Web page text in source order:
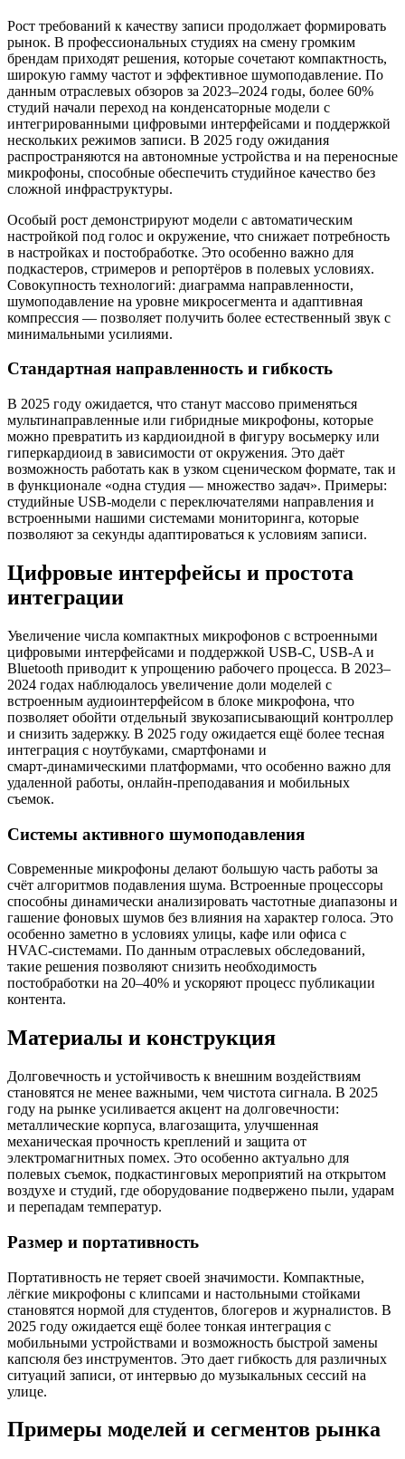
Рост требований к качеству записи продолжает формировать
рынок. В профессиональных студиях на смену громким
брендам приходят решения, которые сочетают компактность,
широкую гамму частот и эффективное шумоподавление. По
данным отраслевых обзоров за 2023–2024 годы, более 60%
студий начали переход на конденсаторные модели с
интегрированными цифровыми интерфейсами и поддержкой
нескольких режимов записи. В 2025 году ожидания
распространяются на автономные устройства и на переносные
микрофоны, способные обеспечить студийное качество без
сложной инфраструктуры.
Особый рост демонстрируют модели с автоматическим
настройкой под голос и окружение, что снижает потребность
в настройках и постобработке. Это особенно важно для
подкастеров, стримеров и репортёров в полевых условиях.
Совокупность технологий: диаграмма направленности,
шумоподавление на уровне микросегмента и адаптивная
компрессия — позволяет получить более естественный звук с
минимальными усилиями.
Стандартная направленность и гибкость
В 2025 году ожидается, что станут массово применяться
мультинаправленные или гибридные микрофоны, которые
можно превратить из кардиоидной в фигуру восьмерку или
гиперкардиоид в зависимости от окружения. Это даёт
возможность работать как в узком сценическом формате, так и
в функционале «одна студия — множество задач». Примеры:
студийные USB‑модели с переключателями направления и
встроенными нашими системами мониторинга, которые
позволяют за секунды адаптироваться к условиям записи.
Цифровые интерфейсы и простота
интеграции
Увеличение числа компактных микрофонов с встроенными
цифровыми интерфейсами и поддержкой USB‑C, USB‑A и
Bluetooth приводит к упрощению рабочего процесса. В 2023–
2024 годах наблюдалось увеличение доли моделей с
встроенным аудиоинтерфейсом в блоке микрофона, что
позволяет обойти отдельный звукозаписывающий контроллер
и снизить задержку. В 2025 году ожидается ещё более тесная
интеграция с ноутбуками, смартфонами и
смарт‑динамическими платформами, что особенно важно для
удаленной работы, онлайн‑преподавания и мобильных
съемок.
Системы активного шумоподавления
Современные микрофоны делают большую часть работы за
счёт алгоритмов подавления шума. Встроенные процессоры
способны динамически анализировать частотные диапазоны и
гашение фоновых шумов без влияния на характер голоса. Это
особенно заметно в условиях улицы, кафе или офиса с
HVAC‑системами. По данным отраслевых обследований,
такие решения позволяют снизить необходимость
постобработки на 20–40% и ускоряют процесс публикации
контента.
Материалы и конструкция
Долговечность и устойчивость к внешним воздействиям
становятся не менее важными, чем чистота сигнала. В 2025
году на рынке усиливается акцент на долговечности:
металлические корпуса, влагозащита, улучшенная
механическая прочность креплений и защита от
электромагнитных помех. Это особенно актуально для
полевых съемок, подкастинговых мероприятий на открытом
воздухе и студий, где оборудование подвержено пыли, ударам
и перепадам температур.
Размер и портативность
Портативность не теряет своей значимости. Компактные,
лёгкие микрофоны с клипсами и настольными стойками
становятся нормой для студентов, блогеров и журналистов. В
2025 году ожидается ещё более тонкая интеграция с
мобильными устройствами и возможность быстрой замены
капсюля без инструментов. Это дает гибкость для различных
ситуаций записи, от интервью до музыкальных сессий на
улице.
Примеры моделей и сегментов рынка